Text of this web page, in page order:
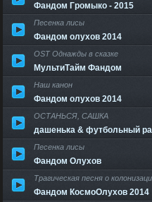
Фандом Громыко - 2015
Песенка лисы
Фандом олухов 2014
OST Однажды в сказке
МультиТайм Фандом
Наш канон
Фандом олухов 2014
ОСТАНЬСЯ, САШКА
дашенька & футбольный
Песенка лисы
Фандом Олухов
Трагическая песня о
Фандом КосмоОлухов 2014